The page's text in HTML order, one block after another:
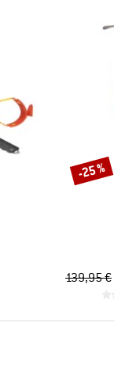
139,95 €
Remise
-25 %